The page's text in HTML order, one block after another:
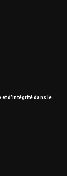
et d’intégrité dans le